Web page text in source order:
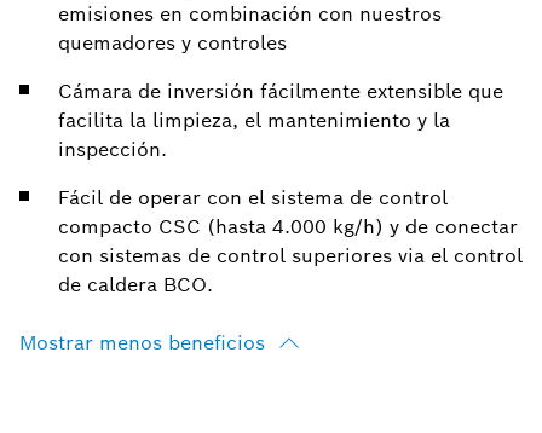
emisiones en combinación con nuestros
quemadores y controles
Cámara de inversión fácilmente extensible que
facilita la limpieza, el mantenimiento y la
inspección.
Fácil de operar con el sistema de control
compacto CSC (hasta 4.000 kg/h) y de conectar
con sistemas de control superiores via el control
de caldera BCO.
Mostrar menos beneficios